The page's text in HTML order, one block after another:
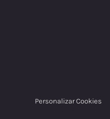
Personalizar Cookies